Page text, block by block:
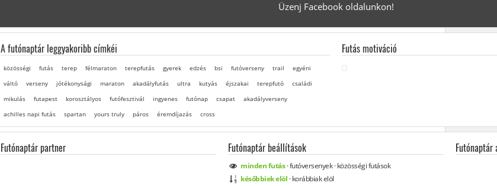
Üzenj Facebook oldalunkon!
A futónaptár leggyakoribb címkéi
közösségi futás terep félmaraton terepfutás gyerek edzés bsi futóverseny trail
egyéni
váltó
verseny jótékonysági maraton akadályfutás ultra kutyás éjszakai terepfutó
családi
mikulás
futapest korosztályos futófesztivál ingyenes futónap csapat
akadályverseny
achilles napi futás
spartan yours truly páros éremdíjazás cross
Futás motiváció
Futónaptár partner Futónaptár beállítások
mindenfutás·futóversenyek·közösségifutások
későbbiek elöl ·korábbiak elöl
Futónaptár